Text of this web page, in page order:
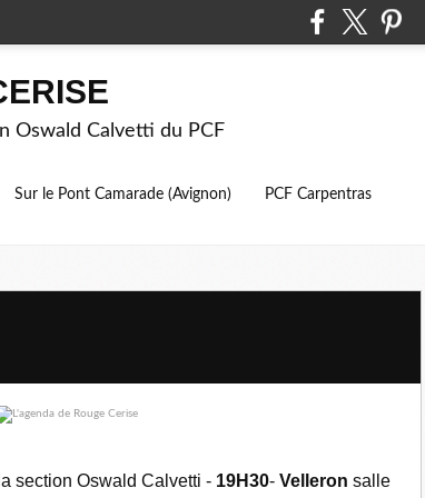
Oswald Calvetti du PCF
Sur le Pont Camarade (Avignon) PCF Carpentras
section Oswald Calvetti - 19H30- Velleron salle